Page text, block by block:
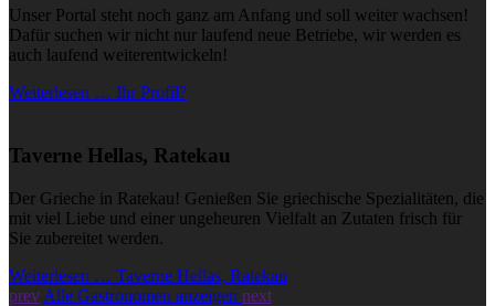
Unser Portal steht noch ganz am Anfang und soll weiter wachsen!
Dafür suchen wir nicht nur laufend neue Betriebe, wir werden es
auch laufend weiterentwickeln!
Weiterlesen … Ihr Profil?
Taverne Hellas, Ratekau
Der Grieche in Ratekau! Genießen Sie griechische Spezialitäten, die
mit viel Liebe und einer ungeheuren Vielfalt an Zutaten frisch für
Sie zubereitet werden.
Weiterlesen … Taverne Hellas, Ratekau
prev Alle Gastronomen anzeigen next